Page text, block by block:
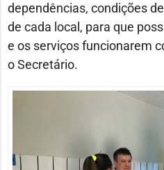
dependências, condições
de cada local, para que
e os serviços funcionarem
o Secretário.